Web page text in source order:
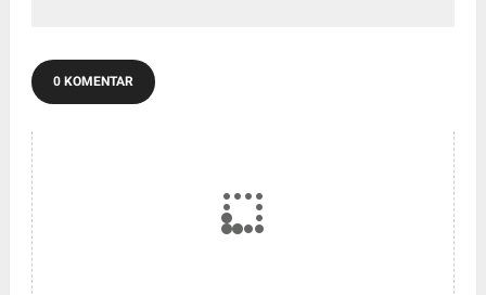
0 KOMENTAR